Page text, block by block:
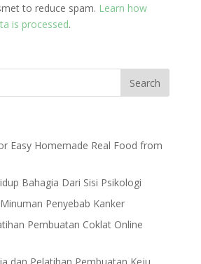
to reduce spam. Learn how
is processed.
Easy Homemade Real Food from
Bahagia Dari Sisi Psikologi
Penyebab Kanker
Pembuatan Coklat Online